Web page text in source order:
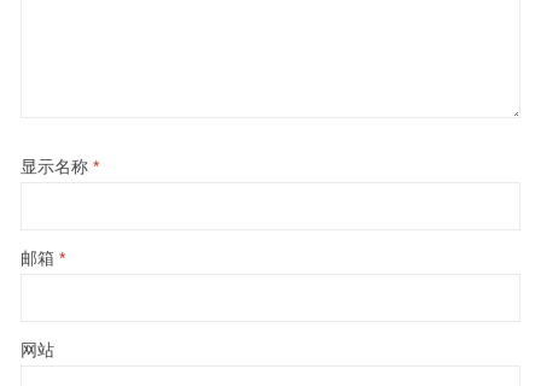
显示名称 *
邮箱 *
网站